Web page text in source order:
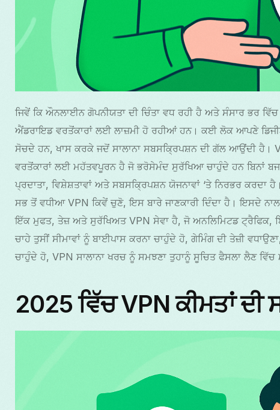
ਜਿਵੇਂ ਕਿ ਔਨਲਾਈਨ ਗੋਪਨੀਯਤਾ ਦੀ ਚਿੰਤਾ ਵਧ ਰਹੀ ਹੈ ਅਤੇ ਸੰਸਾਰ ਭਰ
ਐਂਡਰਾਇਡ ਵਰਤੋਂਕਾਰਾਂ ਲਈ ਲਾਜ਼ਮੀ ਹੋ ਰਹੀਆਂ ਹਨ। ਕਈ ਲੋਕ ਆਪਣੇ
ਸੋਚਦੇ ਹਨ, ਖਾਸ ਕਰਕੇ ਜਦੋਂ ਸਾਲਾਨਾ ਸਬਸਕ੍ਰਿਪਸ਼ਨ ਦੀ ਗੱਲ ਆਉਂਦੀ ਹੈ।
ਵਰਤੋਂਕਾਰਾਂ ਲਈ ਮਹੱਤਵਪੂਰਨ ਹੈ ਜੋ ਭਰੋਸੇਮੰਦ ਸੁਰੱਖਿਆ ਚਾਹੁੰਦੇ ਹਨ ਬਿਨਾਂ
ਪ੍ਰਦਾਤਾ, ਵਿਸ਼ੇਸ਼ਤਾਵਾਂ ਅਤੇ ਸਬਸਕ੍ਰਿਪਸ਼ਨ ਯੋਜਨਾਵਾਂ ‘ਤੇ ਨਿਰਭਰ
ਸਭ ਤੋਂ ਵਧੀਆ VPN ਕਿਵੇਂ ਚੁਣੋ, ਇਸ ਬਾਰੇ ਜਾਣਕਾਰੀ ਦਿੰਦਾ ਹੈ। ਇਸਦੇ
ਇੱਕ ਮੁਫਤ, ਤੇਜ਼ ਅਤੇ ਸੁਰੱਖਿਅਤ VPN ਸੇਵਾ ਹੈ, ਜੋ ਅਨਲਿਮਿਟਡ ਟ੍ਰੈਫਿਕ,
ਚਾਹੇ ਤੁਸੀਂ ਸੀਮਾਵਾਂ ਨੂੰ ਬਾਈਪਾਸ ਕਰਨਾ ਚਾਹੁੰਦੇ ਹੋ, ਗੇਮਿੰਗ ਦੀ ਤੇਜ਼ੀ
ਚਾਹੁੰਦੇ ਹੋ, VPN ਸਾਲਾਨਾ ਖਰਚ ਨੂੰ ਸਮਝਣਾ ਤੁਹਾਨੂੰ ਸੂਚਿਤ ਫੈਸਲਾ ਲੈਣ
2025 ਵਿੱਚ VPN ਕੀਮਤਾਂ ਦੀ